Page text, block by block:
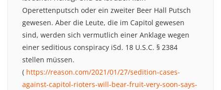
Operettenputsch oder ein zweiter Beer Hall Putsch
gewesen. Aber die Leute, die im Capitol gewesen
sind, werden sich vermutlich einer Anklage wegen
einer seditious conspiracy iSd. 18 U.S.C. § 2384
stellen müssen.
( https://reason.com/2021/01/27/sedition-cases-
against-capitol-rioters-will-bear-fruit-very-soon-says-